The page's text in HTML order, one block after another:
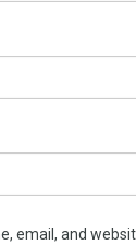
email, and